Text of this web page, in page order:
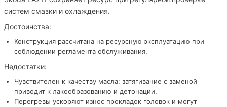
систем смазки и охлаждения.
Достоинства:
Конструкция рассчитана на ресурсную эксплуатацию при
соблюдении регламента обслуживания.
Недостатки:
Чувствителен к качеству масла: затягивание с заменой
приводит к лакообразованию и детонации.
Перегревы ускоряют износ прокладок головок и могут